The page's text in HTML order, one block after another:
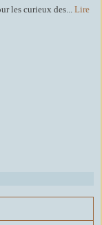
les curieux des...
Lire